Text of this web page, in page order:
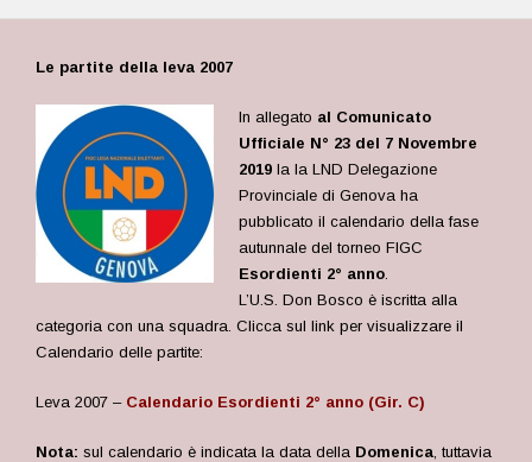
Le partite della leva 2007
In allegato al Comunicato
Ufficiale N° 23 del 7 Novembre
2019 la la LND Delegazione
Provinciale di Genova ha
pubblicato il calendario della fase
autunnale del torneo FIGC
Esordienti 2° anno.
L’U.S. Don Bosco è iscritta alla
categoria con una squadra. Clicca sul link per visualizzare il
Calendario delle partite:
Leva 2007 – Calendario Esordienti 2° anno (Gir. C)
Nota: sul calendario è indicata la data della Domenica, tuttavia